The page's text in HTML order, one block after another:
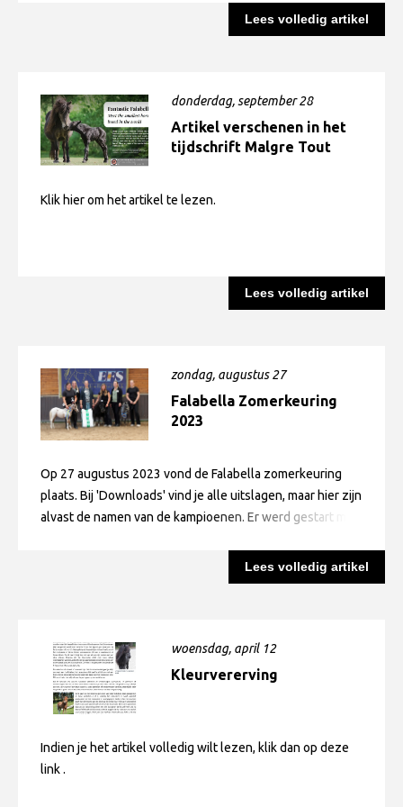
anderen. En vooral dank aan iedereen die geholpen heeft
Lees volledig artikel
donderdag, september 28
Artikel verschenen in het
tijdschrift Malgre Tout
Klik hier om het artikel te lezen.
Lees volledig artikel
zondag, augustus 27
Falabella Zomerkeuring
2023
Op 27 augustus 2023 vond de Falabella zomerkeuring
plaats. Bij 'Downloads' vind je alle uitslagen, maar hier zijn
alvast de namen van de kampioenen. Er werd gestart met
heel sterke rubriek. De veulenkampioen & Algemeen
kampioen & winnaar van de rubriek Mooiste hoofdje werd
gefokte Horatio LQ is een zoon van Salvador van de
Schelphoeve en Lola La Quilla. Zijn stalgenootje 3
HONRADÉZ LQ (links op de foto) werd
reserveveulenkampioen & reserve algemeen kampioen.
hun jaarlingmerrie 23 GIGI LQ werd later op de dag
jeugdkampioen. De appaloosamerrie 30 HOOIDONKHOFS
Lees volledig artikel
woensdag, april 12
Kleurvererving
Indien je het artikel volledig wilt lezen, klik dan op deze
link .